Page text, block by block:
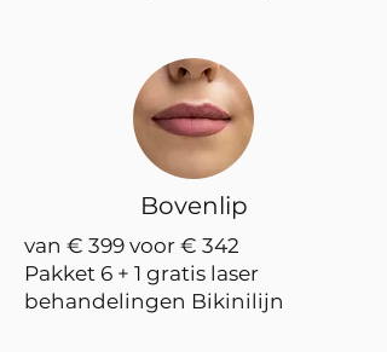
Bovenlip
van € 399 voor € 342
Pakket 6 + 1 gratis laser
behandelingen Bikinilijn